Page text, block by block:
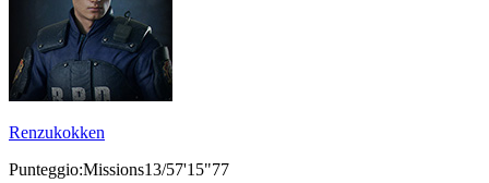
Renzukokken
Punteggio:Missions13/57'15"77